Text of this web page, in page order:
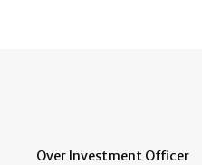
Over Investment Officer